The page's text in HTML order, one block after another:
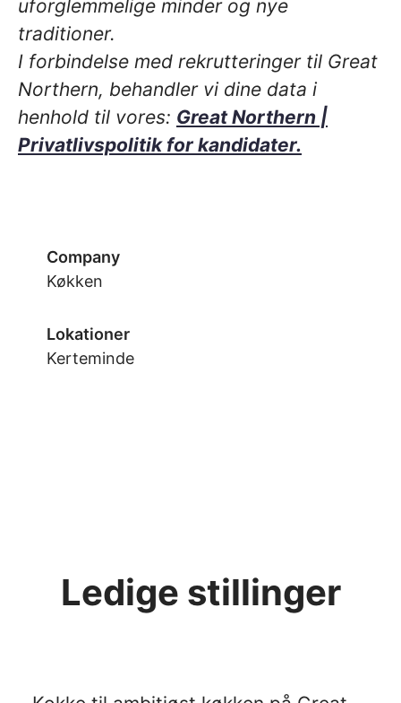
uforglemmelige minder og nye
traditioner.
I forbindelse med rekrutteringer til Great
Northern, behandler vi dine data i
henhold til vores: Great Northern |
Privatlivspolitik for kandidater.
Company
Køkken
Lokationer
Kerteminde
Ledige stillinger